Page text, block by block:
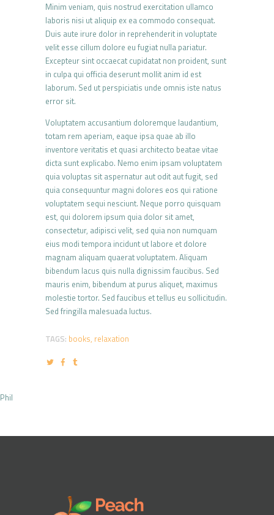
Minim veniam, quis nostrud exercitation ullamco
laboris nisi ut aliquip ex ea commodo consequat.
Duis aute irure dolor in reprehenderit in voluptate
velit esse cillum dolore eu fugiat nulla pariatur.
Excepteur sint occaecat cupidatat non proident, sunt
in culpa qui officia deserunt mollit anim id est
laborum. Sed ut perspiciatis unde omnis iste natus
error sit.
Voluptatem accusantium doloremque laudantium,
totam rem aperiam, eaque ipsa quae ab illo
inventore veritatis et quasi architecto beatae vitae
dicta sunt explicabo. Nemo enim ipsam voluptatem
quia voluptas sit aspernatur aut odit aut fugit, sed
quia consequuntur magni dolores eos qui ratione
voluptatem sequi nesciunt. Neque porro quisquam
est, qui dolorem ipsum quia dolor sit amet,
consectetur, adipisci velit, sed quia non numquam
eius modi tempora incidunt ut labore et dolore
magnam aliquam quaerat voluptatem. Aliquam
bibendum lacus quis nulla dignissim faucibus. Sed
mauris enim, bibendum at purus aliquet, maximus
molestie tortor. Sed faucibus et tellus eu sollicitudin.
Sed fringilla malesuada luctus.
TAGS: books, relaxation
Phil